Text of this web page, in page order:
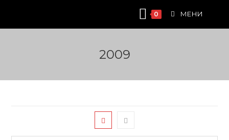
content
0 МЕНИ
2009